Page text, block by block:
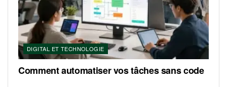
DIGITAL ET TECHNOLOGIE
Comment automatiser vos tâches sans code